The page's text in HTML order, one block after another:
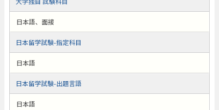
日本語、面接
日本留学試験-指定科目
日本語
日本留学試験-出題言語
日本語